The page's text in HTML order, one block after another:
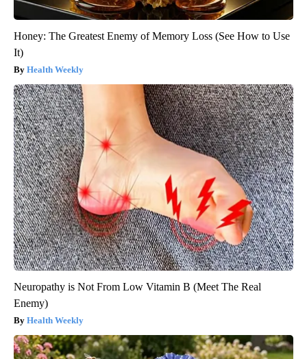
Honey: The Greatest Enemy of Memory Loss (See How to Use
It)
Health Weekly
Neuropathy is Not From Low Vitamin B (Meet The Real
Enemy)
Health Weekly